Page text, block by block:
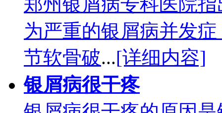
郑州银屑病专科医院
为严重的银屑病并发
节软骨破...[详细内容]
银屑病很干疼